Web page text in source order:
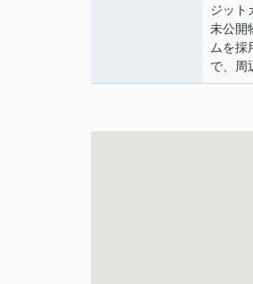
ジッ
未公開
ムを採
で、周